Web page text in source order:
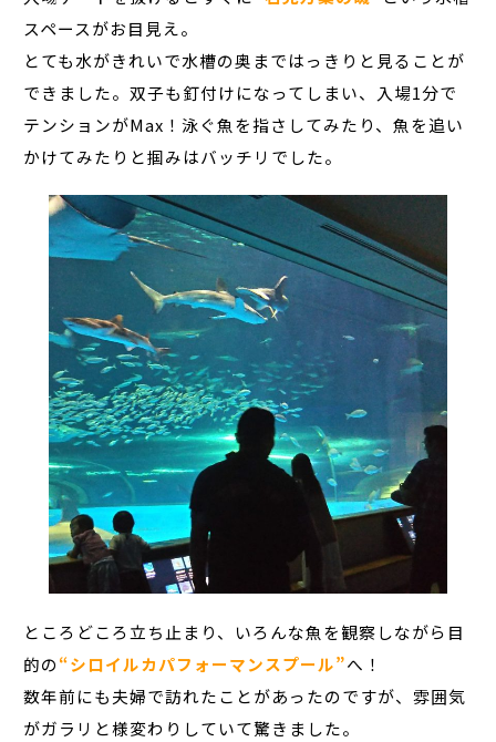
スペースがお目見え。
とても水がきれいで水槽の奥まではっきりと見ることが
できました。双子も釘付けになってしまい、入場1分で
テンションがMax！泳ぐ魚を指さしてみたり、魚を追い
かけてみたりと掴みはバッチリでした。
ところどころ立ち止まり、いろんな魚を観察しながら目
的の“シロイルカパフォーマンスプール”へ！
数年前にも夫婦で訪れたことがあったのですが、雰囲気
がガラリと様変わりしていて驚きました。